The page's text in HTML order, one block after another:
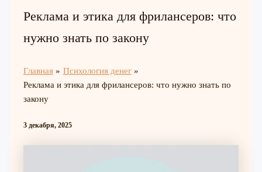
Реклама и этика для фрилансеров: что
нужно знать по закону
Главная
Психология денег
Реклама и этика для фрилансеров: что нужно знать по
закону
3 декабря, 2025